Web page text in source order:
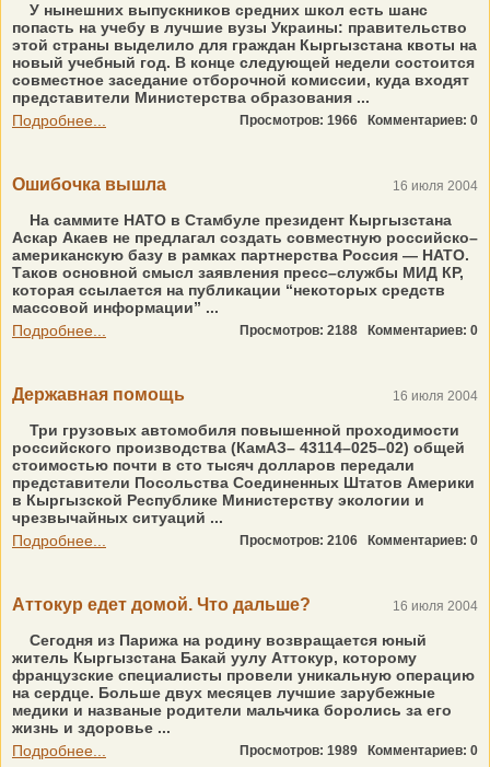
У нынешних выпускников средних школ есть шанс
попасть на учебу в лучшие вузы Украины: правительство
этой страны выделило для граждан Кыргызстана квоты на
новый учебный год. В конце следующей недели состоится
совместное заседание отборочной комиссии, куда входят
представители Министерства образования ...
Подробнее...
Просмотров: 1966 Комментариев: 0
Ошибочка вышла 16 июля 2004
На саммите НАТО в Стамбуле президент Кыргызстана
Аскар Акаев не предлагал создать совместную российско–
американскую базу в рамках партнерства Россия — НАТО.
Таков основной смысл заявления пресс–службы МИД КР,
которая ссылается на публикации “некоторых средств
массовой информации” ...
Подробнее...
Просмотров: 2188 Комментариев: 0
Державная помощь 16 июля 2004
Три грузовых автомобиля повышенной проходимости
российского производства (КамАЗ– 43114–025–02) общей
стоимостью почти в сто тысяч долларов передали
представители Посольства Соединенных Штатов Америки
в Кыргызской Республике Министерству экологии и
чрезвычайных ситуаций ...
Подробнее...
Просмотров: 2106 Комментариев: 0
Аттокур едет домой. Что дальше? 16 июля 2004
Сегодня из Парижа на родину возвращается юный
житель Кыргызстана Бакай уулу Аттокур, которому
французские специалисты провели уникальную операцию
на сердце. Больше двух месяцев лучшие зарубежные
медики и названые родители мальчика боролись за его
жизнь и здоровье ...
Подробнее...
Просмотров: 1989 Комментариев: 0